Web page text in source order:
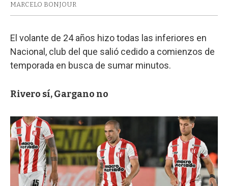
MARCELO BONJOUR
El volante de 24 años hizo todas las inferiores en
Nacional, club del que salió cedido a comienzos de
temporada en busca de sumar minutos.
Rivero sí, Gargano no